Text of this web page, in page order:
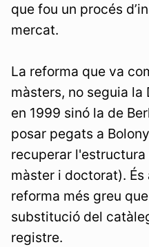
que fou un procés
mercat.
La reforma que va
màsters, no seguia la
en 1999 sinó la de
posar pegats a
recuperar
màster i doctorat).
reforma més greu
substitució del
registre.